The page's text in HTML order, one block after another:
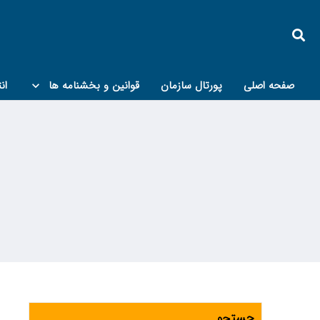
صفحه اصلی پورتال سازمان قوانین و بخشنامه ها